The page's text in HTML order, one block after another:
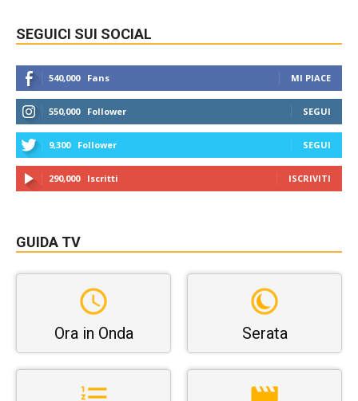
SEGUICI SUI SOCIAL
540,000 Fans MI PIACE
550,000 Follower SEGUI
9,300 Follower SEGUI
290,000 Iscritti ISCRIVITI
GUIDA TV
Ora in Onda Serata